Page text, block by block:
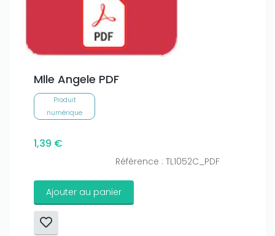
Mlle Angele PDF
Produit
numérique
1,39 €
Référence : TL1052C_PDF
Ajouter au panier